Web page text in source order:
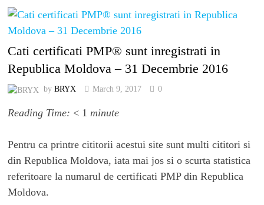
Cati certificati PMP® sunt inregistrati in
Republica Moldova – 31 Decembrie 2016
by BRYX March 9, 2017 0
Reading Time: < 1 minute
Pentru ca printre cititorii acestui site sunt multi cititori si
din Republica Moldova, iata mai jos si o scurta statistica
referitoare la numarul de certificati PMP din Republica
Moldova.